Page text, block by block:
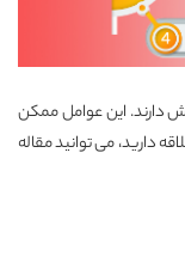
دارند. این عوامل ممکن
دارید، می توانید مقاله